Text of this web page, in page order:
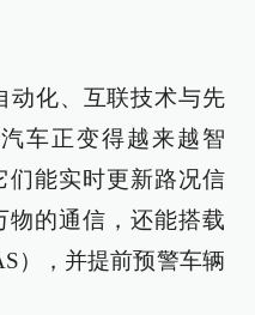
动化、互联技术与先
车正变得越来越智
们能实时更新路况信
物的通信，还能搭载
），并提前预警车辆